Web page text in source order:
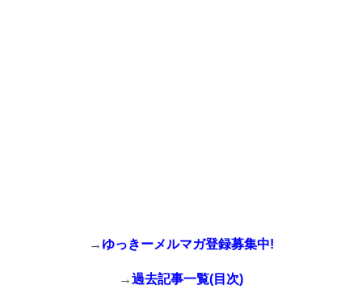
→ ゆっきーメルマガ登録募集中!
→過去記事一覧(目次)